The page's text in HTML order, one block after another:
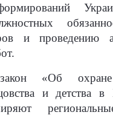
и проведению
«Об
и детства в